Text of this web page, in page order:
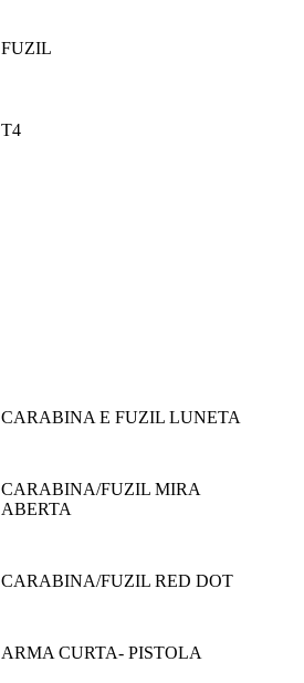
FUZIL
T4
CARABINA E FUZIL LUNETA
CARABINA/FUZIL MIRA
ABERTA
CARABINA/FUZIL RED DOT
ARMA CURTA- PISTOLA